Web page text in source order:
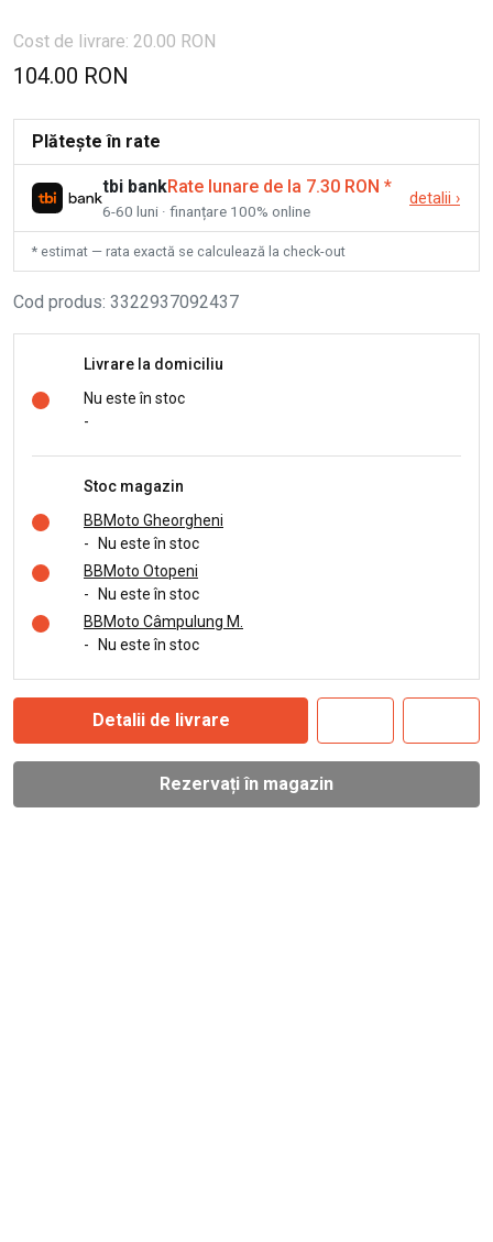
Cost de livrare: 20.00 RON
104.00 RON
Plătește în rate
tbi bankRate lunare de la 7.30 RON *
6-60 luni · finanțare 100% online
detalii ›
* estimat — rata exactă se calculează la check-out
Cod produs: 3322937092437
Livrare la domiciliu
Nu este în stoc
-
Stoc magazin
BBMoto Gheorgheni
- Nu este în stoc
BBMoto Otopeni
- Nu este în stoc
BBMoto Câmpulung M.
- Nu este în stoc
Detalii de livrare
Rezervați în magazin